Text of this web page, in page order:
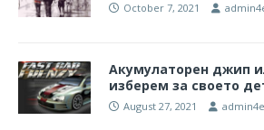
October 7, 2021
Акумулаторен джип
изберем за своето
August 27, 2021